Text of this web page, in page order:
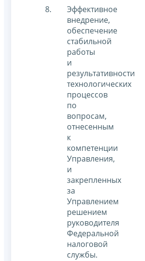
Эффективное
внедрение,
обеспечение
стабильной
работы
и
результативности
технологических
процессов
по
вопросам,
отнесенным
к
компетенции
Управления,
и
закрепленных
за
Управлением
решением
руководителя
Федеральной
налоговой
службы.